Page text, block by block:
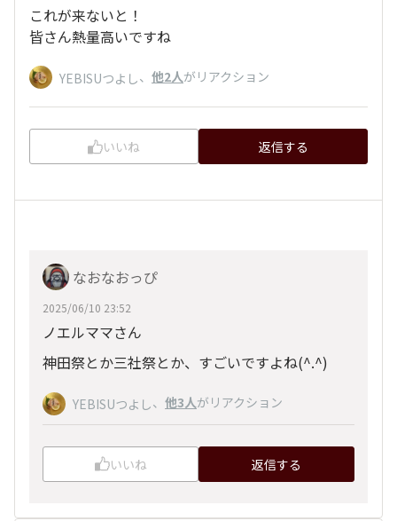
これが来ないと！
皆さん熱量高いですね
YEBISUつよし、 他2人がリアクション
いいね 返信する
なおなおっぴ
2025/06/10 23:52
ノエルママさん
神田祭とか三社祭とか、すごいですよね(^.^)
YEBISUつよし、 他3人がリアクション
いいね 返信する